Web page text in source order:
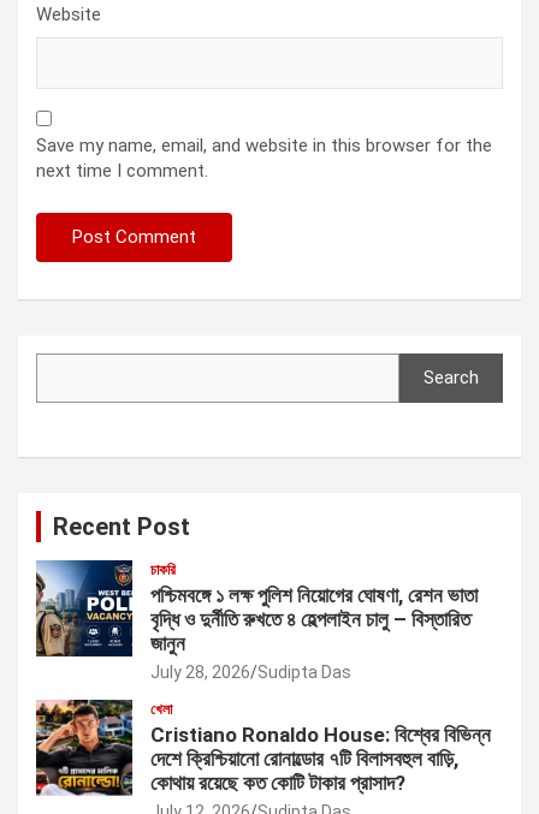
Website
Save my name, email, and website in this browser for the
next time I comment.
Search
Recent Post
চাকরি
পশ্চিমবঙ্গে ১ লক্ষ পুলিশ নিয়োগের ঘোষণা, রেশন ভাতা
বৃদ্ধি ও দুর্নীতি রুখতে ৪ হেল্পলাইন চালু – বিস্তারিত
জানুন
July 28, 2026 Sudipta Das
খেলা
Cristiano Ronaldo House: বিশ্বের বিভিন্ন
দেশে ক্রিশ্চিয়ানো রোনাল্ডোর ৭টি বিলাসবহুল বাড়ি,
কোথায় রয়েছে কত কোটি টাকার প্রাসাদ?